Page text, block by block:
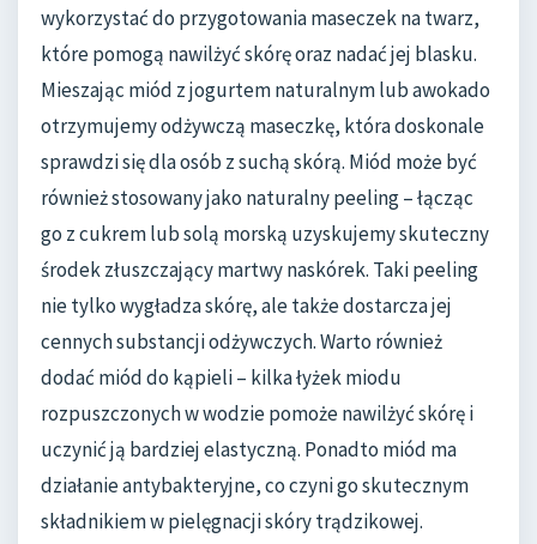
wykorzystać do przygotowania maseczek na twarz,
które pomogą nawilżyć skórę oraz nadać jej blasku.
Mieszając miód z jogurtem naturalnym lub awokado
otrzymujemy odżywczą maseczkę, która doskonale
sprawdzi się dla osób z suchą skórą. Miód może być
również stosowany jako naturalny peeling – łącząc
go z cukrem lub solą morską uzyskujemy skuteczny
środek złuszczający martwy naskórek. Taki peeling
nie tylko wygładza skórę, ale także dostarcza jej
cennych substancji odżywczych. Warto również
dodać miód do kąpieli – kilka łyżek miodu
rozpuszczonych w wodzie pomoże nawilżyć skórę i
uczynić ją bardziej elastyczną. Ponadto miód ma
działanie antybakteryjne, co czyni go skutecznym
składnikiem w pielęgnacji skóry trądzikowej.